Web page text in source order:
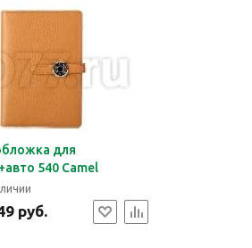
для
540 Camel
руб.